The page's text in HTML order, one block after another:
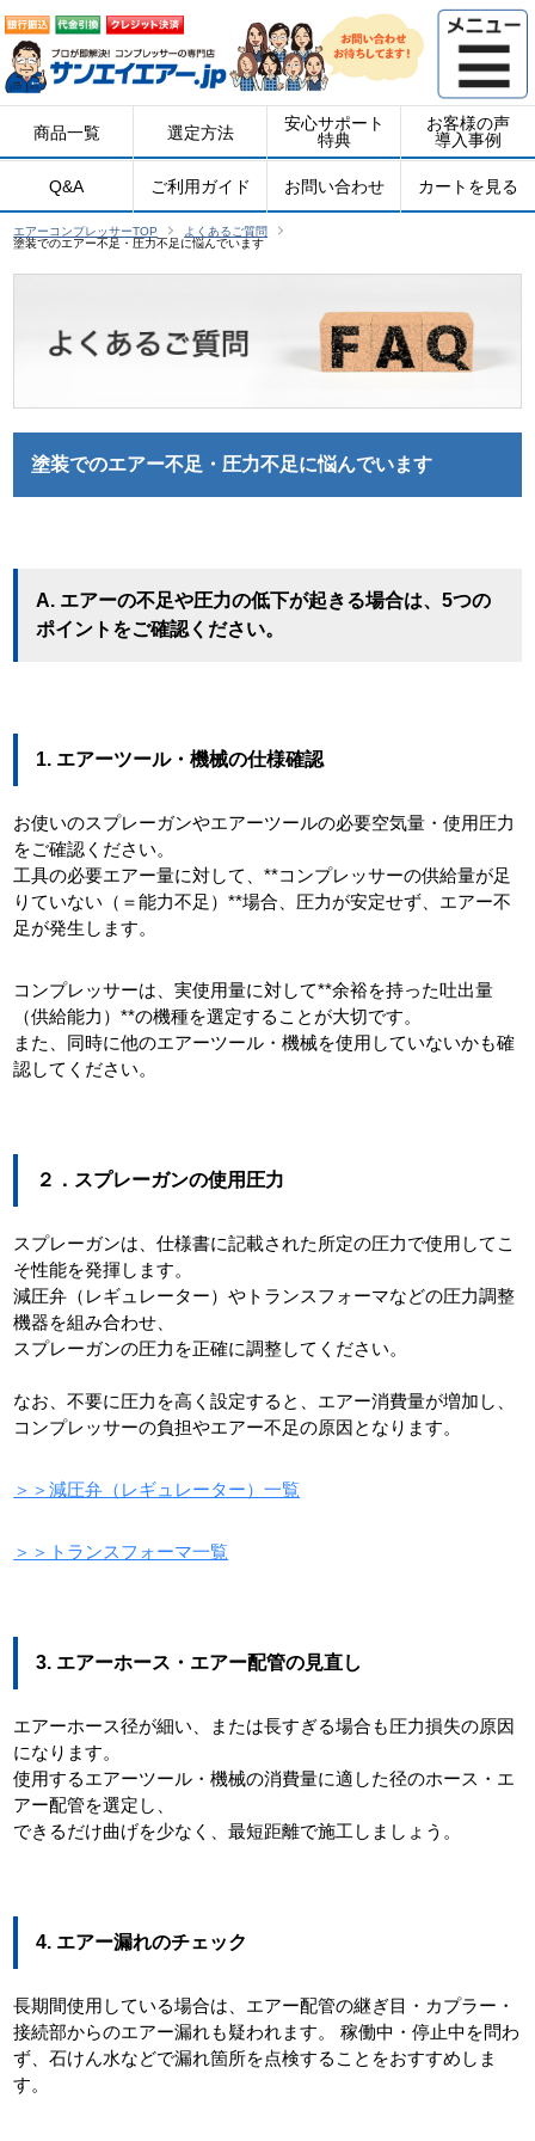
商品一覧 選定方法
安心サポート
特典
お客様の声
導入事例
Q&A ご利用ガイド お問い合わせ カートを見る
エアーコンプレッサーTOP
よくあるご質問
塗装でのエアー不足・圧力不足に悩んでいます
塗装でのエアー不足・圧力不足に悩んでいます
A. エアーの不足や圧力の低下が起きる場合は、5つの
ポイントをご確認ください。
1. エアーツール・機械の仕様確認
お使いのスプレーガンやエアーツールの必要空気量・使用圧力
をご確認ください。
工具の必要エアー量に対して、**コンプレッサーの供給量が足
りていない（＝能力不足）**場合、圧力が安定せず、エアー不
足が発生します。
コンプレッサーは、実使用量に対して**余裕を持った吐出量
（供給能力）**の機種を選定することが大切です。
また、同時に他のエアーツール・機械を使用していないかも確
認してください。
２．スプレーガンの使用圧力
スプレーガンは、仕様書に記載された所定の圧力で使用してこ
そ性能を発揮します。
減圧弁（レギュレーター）やトランスフォーマなどの圧力調整
機器を組み合わせ、
スプレーガンの圧力を正確に調整してください。
なお、不要に圧力を高く設定すると、エアー消費量が増加し、
コンプレッサーの負担やエアー不足の原因となります。
＞＞減圧弁（レギュレーター）一覧
＞＞トランスフォーマ一覧
3. エアーホース・エアー配管の見直し
エアーホース径が細い、または長すぎる場合も圧力損失の原因
になります。
使用するエアーツール・機械の消費量に適した径のホース・エ
アー配管を選定し、
できるだけ曲げを少なく、最短距離で施工しましょう。
4. エアー漏れのチェック
長期間使用している場合は、エアー配管の継ぎ目・カプラー・
接続部からのエアー漏れも疑われます。 稼働中・停止中を問わ
ず、石けん水などで漏れ箇所を点検することをおすすめしま
す。